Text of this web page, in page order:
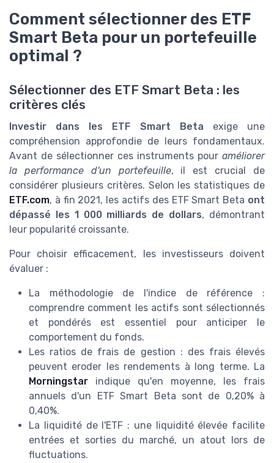
Comment sélectionner des ETF
Smart Beta pour un portefeuille
optimal ?
Sélectionner des ETF Smart Beta : les
critères clés
Investir dans les ETF Smart Beta exige une
compréhension approfondie de leurs fondamentaux.
Avant de sélectionner ces instruments pour améliorer
la performance d'un portefeuille, il est crucial de
considérer plusieurs critères. Selon les statistiques de
ETF.com, à fin 2021, les actifs des ETF Smart Beta ont
dépassé les 1 000 milliards de dollars, démontrant
leur popularité croissante.
Pour choisir efficacement, les investisseurs doivent
évaluer :
La méthodologie de l'indice de référence :
comprendre comment les actifs sont sélectionnés
et pondérés est essentiel pour anticiper le
comportement du fonds.
Les ratios de frais de gestion : des frais élevés
peuvent eroder les rendements à long terme. La
Morningstar indique qu'en moyenne, les frais
annuels d'un ETF Smart Beta sont de 0,20% à
0,40%.
La liquidité de l'ETF : une liquidité élevée facilite
entrées et sorties du marché, un atout lors de
fluctuations.